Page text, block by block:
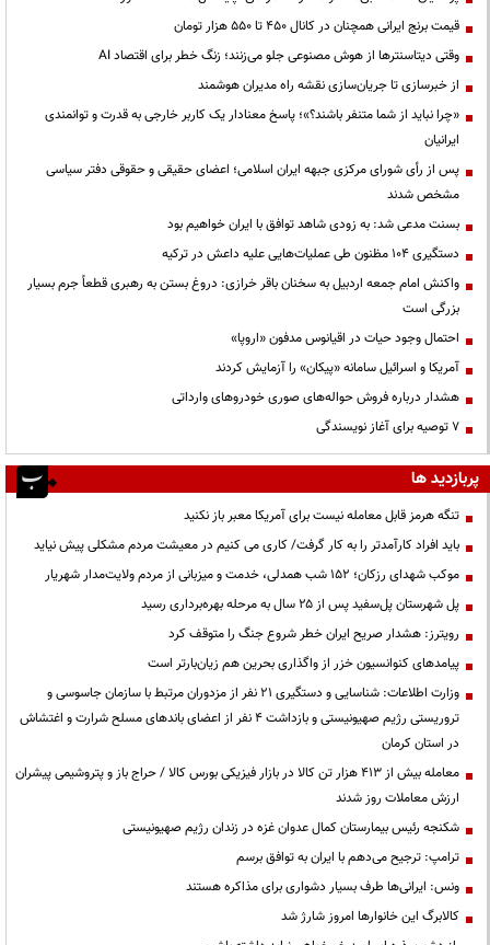
قیمت‌ برنج ایرانی همچنان در کانال ۴۵۰ تا ۵۵۰ هزار تومان
وقتی دیتاسنترها از هوش مصنوعی جلو می‌زنند؛ زنگ خطر برای اقتصاد AI
از خبرسازی تا جریان‌سازی نقشه راه مدیران هوشمند
«چرا نباید از شما متنفر باشند؟»؛ پاسخ معنادار یک کاربر خارجی به قدرت و توانمندی
ایرانیان
پس از رأی شورای مرکزی جبهه ایران اسلامی؛ اعضای حقیقی و حقوقی دفتر سیاسی
مشخص شدند
بسنت مدعی شد: به زودی شاهد توافق با ایران خواهیم بود
دستگیری ۱۰۴ مظنون طی عملیات‌هایی علیه داعش در ترکیه
واکنش امام جمعه اردبیل به سخنان باقر خرازی: دروغ بستن به رهبری قطعاً جرم بسیار
بزرگی است
احتمال وجود حیات در اقیانوس مدفون «اروپا»
آمریکا و اسرائیل سامانه «پیکان» را آزمایش کردند
هشدار درباره فروش حواله‌های صوری خودروهای وارداتی
۷ توصیه برای آغاز نویسندگی
پربازدید ها
تنگه هرمز قابل معامله نیست برای آمریکا معبر باز نکنید
باید افراد کارآمدتر را به کار گرفت/ کاری می کنیم در معیشت مردم مشکلی پیش نیاید
موکب شهدای رزکان؛ ۱۵۲ شب همدلی، خدمت و میزبانی از مردم ولایت‌مدار شهریار
پل شهرستان پل‌سفید پس از ۲۵ سال به مرحله بهره‌برداری رسید
رویترز: هشدار صریح ایران خطر شروع جنگ را متوقف کرد
پیامدهای کنوانسیون خزر از واگذاری بحرین هم زیان‌بارتر است
وزارت اطلاعات: شناسایی و دستگیری ۲۱ نفر از مزدوران مرتبط با سازمان جاسوسی و
تروریستی رژیم صهیونیستی و بازداشت ۴ نفر از اعضای باندهای مسلح شرارت و اغتشاش
در استان کرمان
معامله بیش از ۴۱۳ هزار تن کالا در بازار فیزیکی بورس کالا / حراج باز و پتروشیمی پیشران
ارزش معاملات روز شدند
شکنجه رئیس بیمارستان کمال عدوان غزه در زندان رژیم صهیونیستی
ترامپ: ترجیح می‌دهم با ایران به توافق برسم
ونس: ایرانی‌ها طرف بسیار دشواری برای مذاکره هستند
کالابرگ این خانوارها امروز شارژ شد